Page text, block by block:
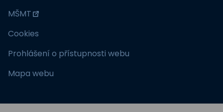
MŠMT
Cookies
Prohlášení o přístupnosti webu
Mapa webu